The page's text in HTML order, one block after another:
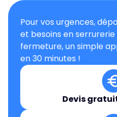
Pour vos urgences,
et besoins en
fermeture, un simple
en 30 minutes !
Devis